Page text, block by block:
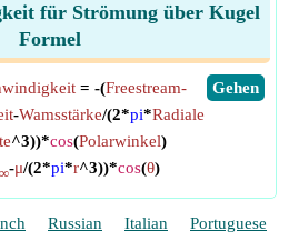
für Strömung über Kugel
Formel
​Gehen
= -(Freestream-
-Wamsstärke/(2*pi*Radiale
^3))*cos(Polarwinkel)
∞-μ/(2*pi*r^3))*cos(θ)
Russian Italian Portuguese